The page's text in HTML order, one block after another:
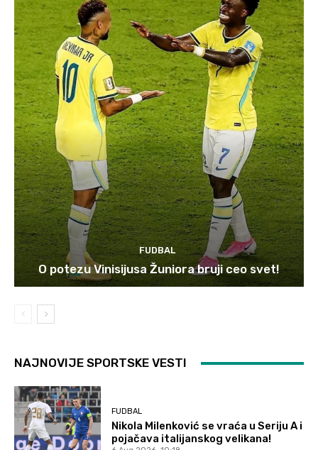
FUDBAL
O potezu Vinisijusa Žuniora bruji ceo svet!
NAJNOVIJE SPORTSKE VESTI
FUDBAL
Nikola Milenković se vraća u Seriju A i
pojačava italijanskog velikana!